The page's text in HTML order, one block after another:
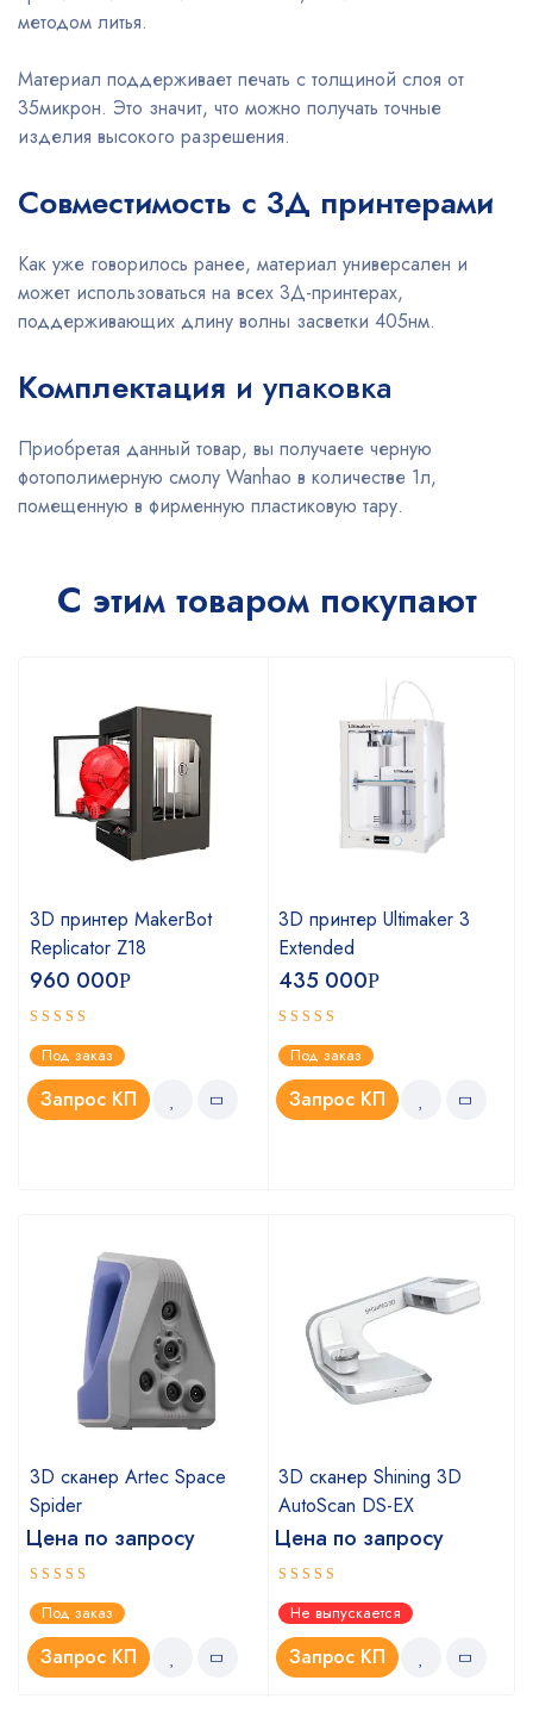
методом литья.
Материал поддерживает печать с толщиной слоя от
35микрон. Это значит, что можно получать точные
изделия высокого разрешения.
Совместимость с 3Д принтерами
Как уже говорилось ранее, материал универсален и
может использоваться на всех 3Д-принтерах,
поддерживающих длину волны засветки 405нм.
Комплектация и упаковка
Приобретая данный товар, вы получаете черную
фотополимерную смолу Wanhao в количестве 1л,
помещенную в фирменную пластиковую тару.
С этим товаром покупают
3D принтер MakerBot
Replicator Z18
960 000Р
Оценка
4.75из 5
Под заказ
Запрос КП
3D принтер Ultimaker 3
Extended
435 000Р
Оценка
5.00из 5
Под заказ
Запрос КП
3D сканер Artec Space
Spider
Цена по запросу
Оценка
5.00из 5
Под заказ
Запрос КП
3D сканер Shining 3D
AutoScan DS-EX
Цена по запросу
Оценка
4.67из 5
Не выпускается
Запрос КП